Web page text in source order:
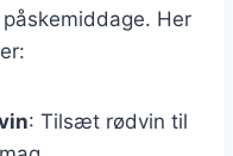
Her
: Tilsæt rødvin til